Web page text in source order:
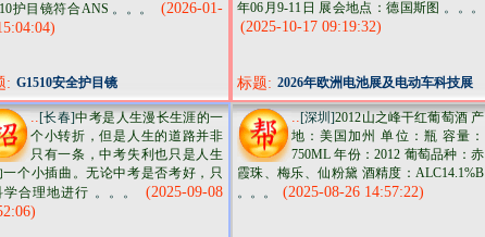
护目镜符合ANS 。。。 (2026-01-
: G1510安全护目镜
年06月9-11日 展会地点：德国斯图 。。。
(2025-10-17 09:19:32)
标题: 2026年欧洲电池展及电动车科技展
batteryshow
..[长春]中考是人生漫长生涯的一
个小转折，但是人生的道路并非
只有一条，中考失利也只是人生
一个小插曲。无论中考是否考好，只
学合理地进行 。。。(2025-09-08
..[深圳]2012山之峰干红葡萄酒 产
地：美国加州 单位：瓶 容量：
750ML 年份：2012 葡萄品种：赤
霞珠、梅乐、仙粉黛 酒精度：ALC14.1%B
。。。 (2025-08-26 14:57:22)